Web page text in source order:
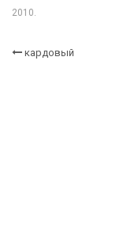
2010.
кардовый